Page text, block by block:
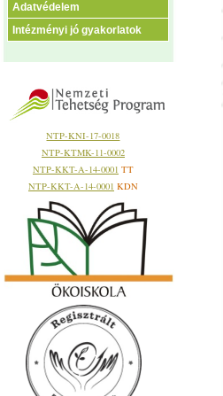
Adatvédelem
Intézményi jó gyakorlatok
NTP-KNI-17-0018
NTP-KTMK-11-0002
NTP-KKT-A-14-0001 TT
NTP-KKT-A-14-0001 KDN